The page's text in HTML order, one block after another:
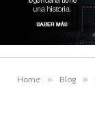
Home » Blog »